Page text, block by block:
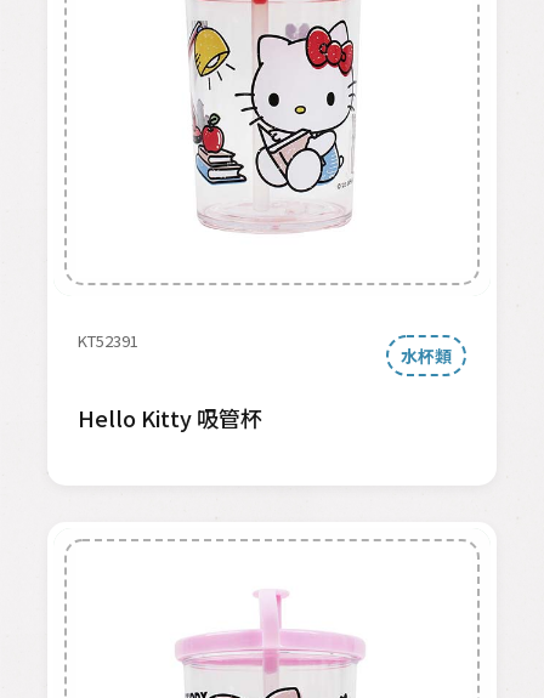
KT52391
水杯類
Hello Kitty 吸管杯